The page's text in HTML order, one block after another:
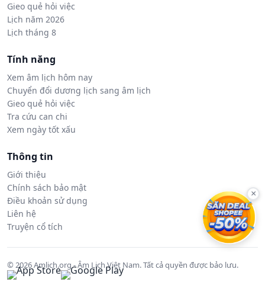
Gieo quẻ hỏi việc
Lịch năm 2026
Lịch tháng 8
Tính năng
Xem âm lịch hôm nay
Chuyển đổi dương lịch sang âm lịch
Gieo quẻ hỏi việc
Tra cứu can chi
Xem ngày tốt xấu
Thông tin
Giới thiệu
Chính sách bảo mật
Điều khoản sử dụng
Liên hệ
Truyện cổ tích
© 2026 Amlich.org - Âm Lịch Việt Nam. Tất cả quyền được bảo lưu.
×